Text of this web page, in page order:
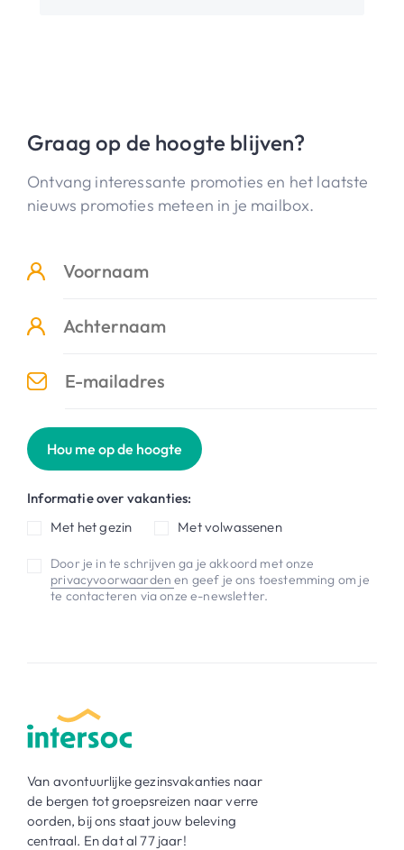
Graag op de hoogte blijven?
Ontvang interessante promoties en het laatste
nieuws promoties meteen in je mailbox.
Hou me op de hoogte
Informatie over vakanties:
Met het gezin
Met volwassenen
Door je in te schrijven ga je akkoord met onze
privacyvoorwaardenen geef je ons toestemming om je
te contacteren via onze e-newsletter.
Van avontuurlijke gezinsvakanties naar
de bergen tot groepsreizen naar verre
oorden, bij ons staat jouw beleving
centraal. En dat al 77 jaar!